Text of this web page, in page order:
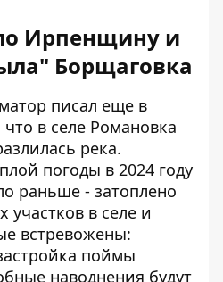
Ирпенщину и
Борщаговка
писал еще в
что в селе Романовка
река.
погоды в 2024 году
раньше - затоплено
участков в селе и
встревожены:
поймы
наводнения будут